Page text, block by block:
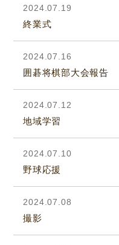
2024.07.19
終業式
2024.07.16
囲碁将棋部大会報告
2024.07.12
地域学習
2024.07.10
野球応援
2024.07.08
撮影